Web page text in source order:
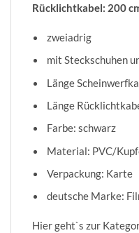
Rücklichtkabel: 200
zweiadrig
mit Steckschuhen
Länge
Länge
Farbe: schwarz
Material: PVC/
Verpackung: Karte
deutsche Marke:
Hier geht`s zur